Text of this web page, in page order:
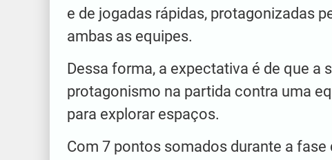
e de jogadas rápidas, protagonizadas
ambas as equipes.
Dessa forma, a expectativa é de que a
protagonismo na partida contra uma
para explorar espaços.
Com 7 pontos somados durante a